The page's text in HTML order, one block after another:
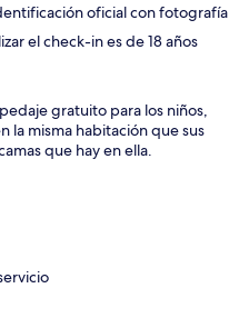
oficial con fotografía
el check-in es de 18 años
gratuito para los niños,
la misma habitación que sus
que hay en ella.